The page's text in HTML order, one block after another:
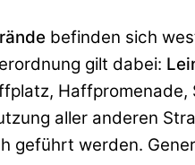
befinden sich
gilt dabei:
Haffpromenade,
aller anderen
geführt werden.